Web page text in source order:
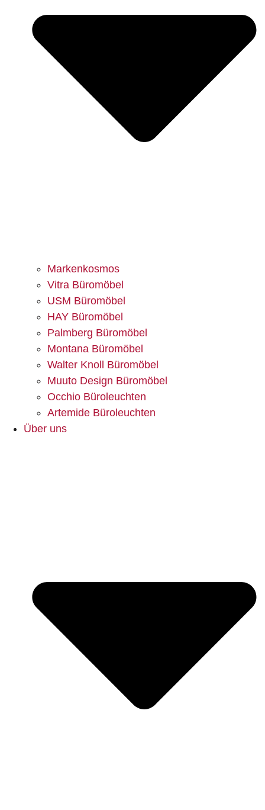
Markenkosmos
Vitra Büromöbel
USM Büromöbel
HAY Büromöbel
Palmberg Büromöbel
Montana Büromöbel
Walter Knoll Büromöbel
Muuto Design Büromöbel
Occhio Büroleuchten
Artemide Büroleuchten
Über uns